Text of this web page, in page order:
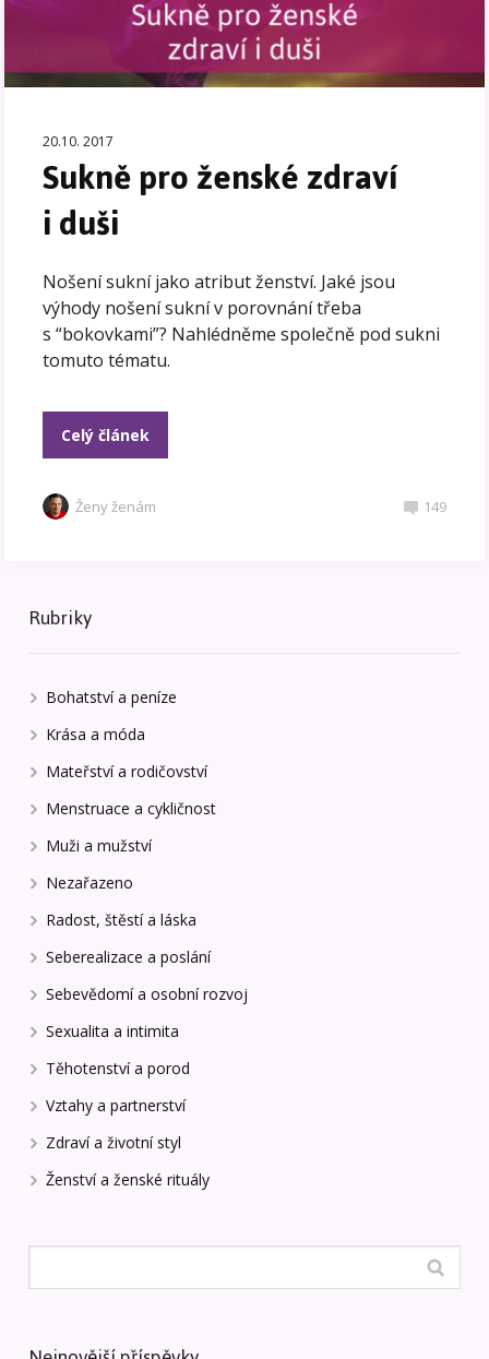
20.10. 2017
Sukně pro ženské zdraví
i duši
Nošení sukní jako atribut ženství. Jaké jsou
výhody nošení sukní v porovnání třeba
s “bokovkami”? Nahlédněme společně pod sukni
tomuto tématu.
Celý článek
Ženy ženám 149
Rubriky
Bohatství a peníze
Krása a móda
Mateřství a rodičovství
Menstruace a cykličnost
Muži a mužství
Nezařazeno
Radost, štěstí a láska
Seberealizace a poslání
Sebevědomí a osobní rozvoj
Sexualita a intimita
Těhotenství a porod
Vztahy a partnerství
Zdraví a životní styl
Ženství a ženské rituály